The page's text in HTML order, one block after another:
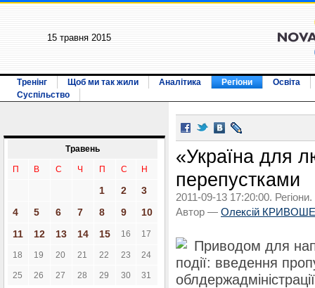
15 травня 2015
Тренінг Щоб ми так жили Аналітика Регіони
Освіта
Суспільство
Травень
П В С Ч П С Н
1 2
3
4
5 6 7 8 9
10
11
12 13 14 15 16 17
18 19 20 21 22 23 24
25 26 27 28 29 30 31
«Україна для
перепустками
2011-09-13 17:20:00. Регіони.
Автор — Олексій
Приводом для
події: введення